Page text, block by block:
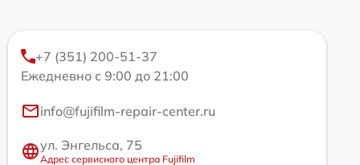
+7 (351) 200-51-37
Ежедневно с 9:00 до 21:00
info@fujifilm-repair-center.ru
ул. Энгельса, 75
Адрес сервисного центра Fujifilm